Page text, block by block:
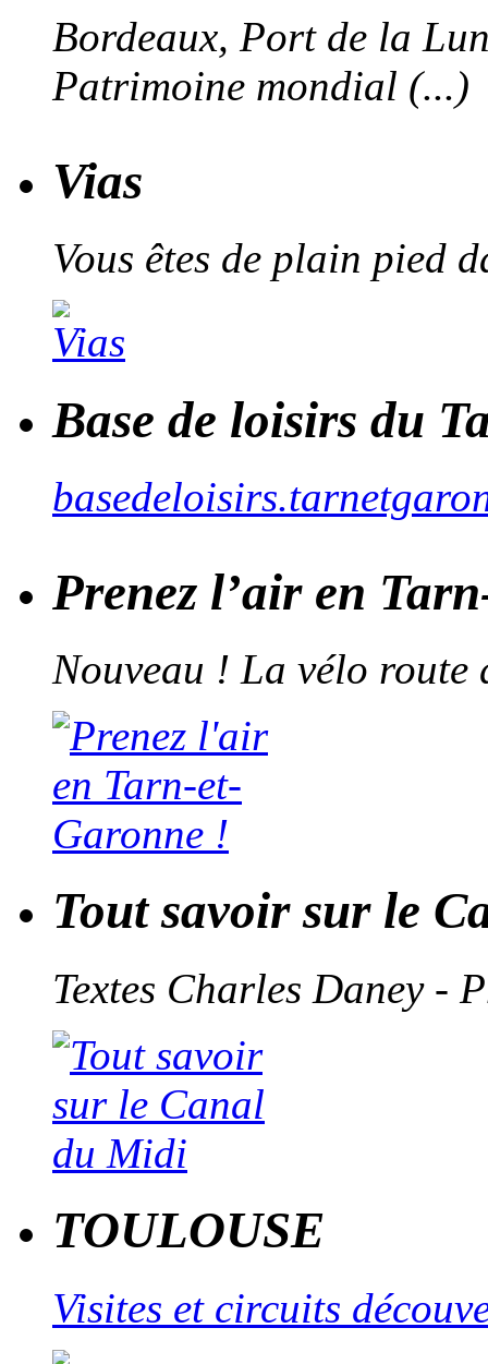
Bordeaux, Port de la
Patrimoine mondial (...)
Vias
Vous êtes de plain pied
Base de loisirs du
Prenez l’air en
Nouveau ! La vélo route
Tout savoir sur le
Textes Charles Daney -
TOULOUSE
Visites et circuits